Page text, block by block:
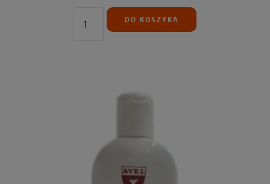
DO KOSZYKA